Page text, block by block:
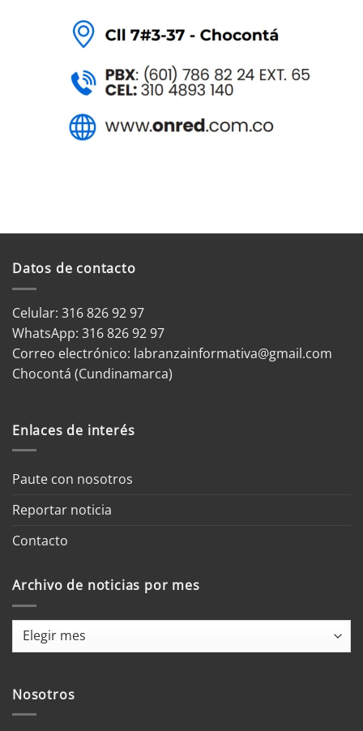
Datos de contacto
Celular: 316 826 92 97
WhatsApp: 316 826 92 97
Correo electrónico: labranzainformativa@gmail.com
Chocontá (Cundinamarca)
Enlaces de interés
Paute con nosotros
Reportar noticia
Contacto
Archivo de noticias por mes
Archivo
mes
Nosotros